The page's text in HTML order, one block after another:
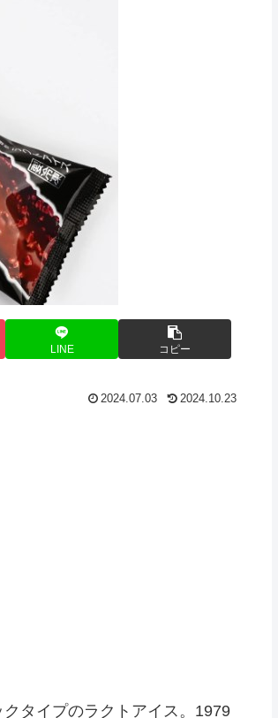
LINE コピー
2024.07.03 2024.10.23
タイプのラクトアイス。1979